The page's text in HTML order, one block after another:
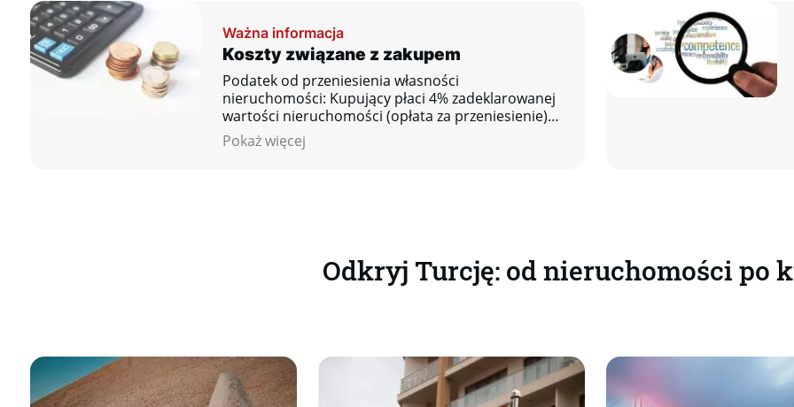
Ważna informacja
Koszty związane z zakupem
Podatek od przeniesienia własności
nieruchomości: Kupujący płaci 4% zadeklarowanej
wartości nieruchomości (opłata za przeniesienie)
zarejestrowanej w katastrze.
Pokaż więcej
Odkryj Turcję: od nieruchomości po